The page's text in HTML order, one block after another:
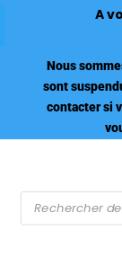
A
Nous
sont
contacter si
Recherche
de
produits